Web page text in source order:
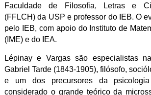
Faculdade de Filosofia, Letras e
(FFLCH) da USP e professor do IEB. O
pelo IEB, com apoio do Instituto de
(IME) e do IEA.
Lépinay e Vargas são especialistas
Gabriel Tarde (1843-1905), filósofo,
e um dos precursores da
considerado o grande teórico da